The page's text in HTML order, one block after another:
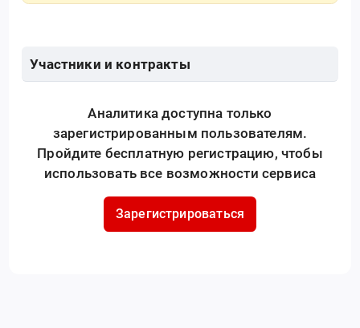
Участники и контракты
Аналитика доступна только
зарегистрированным пользователям.
Пройдите бесплатную регистрацию, чтобы
использовать все возможности сервиса
Зарегистрироваться